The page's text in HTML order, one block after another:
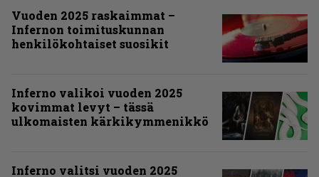
Vuoden 2025 raskaimmat –
Infernon toimituskunnan
henkilökohtaiset suosikit
Inferno valikoi vuoden 2025
kovimmat levyt – tässä
ulkomaisten kärkikymmenikkö
Inferno valitsi vuoden 2025